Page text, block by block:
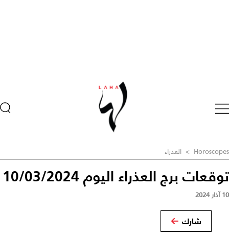
Horoscopes
> العذراء
توقعات برج العذراء اليوم 10/03/2024
10 آذار 2024
شارك